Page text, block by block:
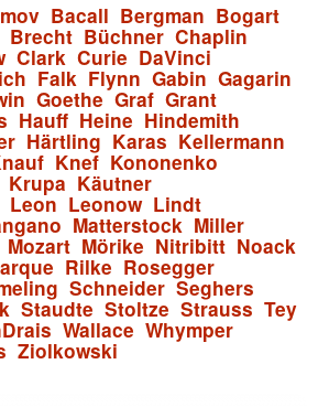
Bacall Bergman Bogart
Brecht Büchner Chaplin
Clark Curie DaVinci
Falk Flynn Gabin Gagarin
Goethe Graf Grant
Hauff Heine Hindemith
Härtling Karas Kellermann
Knef Kononenko
Krupa Käutner
Leon Leonow Lindt
Matterstock Miller
Mozart Mörike Nitribitt Noack
Rilke Rosegger
Schneider Seghers
Staudte Stoltze Strauss Tey
Wallace Whymper
Ziolkowski